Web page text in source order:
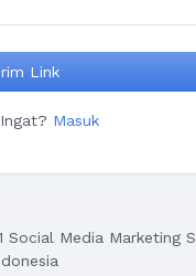
Link
Masuk
Media Marketing